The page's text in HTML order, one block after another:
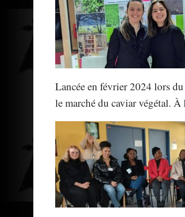
Lancée en février 2024 lors
le marché du caviar végétal.